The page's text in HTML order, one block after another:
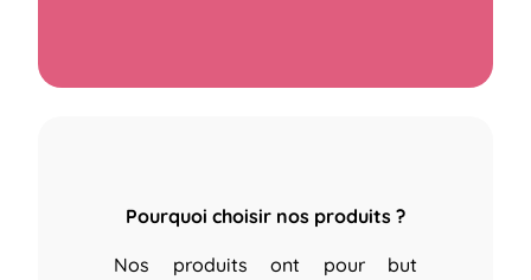
Pourquoi choisir nos produits ?
Nos produits ont pour but